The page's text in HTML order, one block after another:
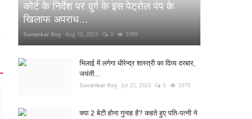
कोर्ट के निर्देश पर दुर्ग के इस पेट्रोल पंप के
खिलाफ अपराध...
Suvankar Roy Aug 10, 2023 0 3789
भिलाई में लगेगा धीरेन्द्र शास्त्री का दिव्य दरबार,
जयंती...
Suvankar Roy Jul 25, 2023 0 3379
क्या 2 बेटी होना गुनाह है? कहते हुए पति-पत्नी ने